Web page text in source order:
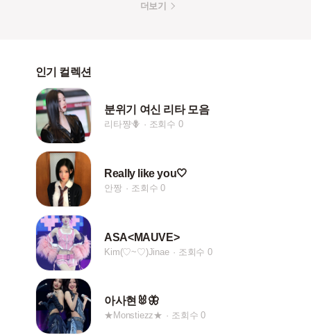
더보기
인기 컬렉션
분위기 여신 리타 모음
리타쨩🪻 조회수 0
Really like you🤍
안짱 조회수 0
ASA<MAUVE>
Kim(♡~♡)Jinae 조회수 0
아사현🐰🦋
★Monstiezz★ 조회수 0